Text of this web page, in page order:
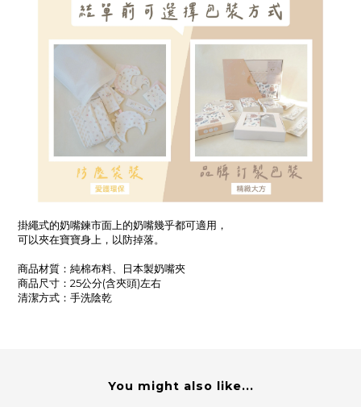
掛繩式的奶嘴鍊市面上的奶嘴幾乎都可適用，
可以夾在寶寶身上，以防掉落。
商品材質： 純棉布料、日本製奶嘴夾
商品尺寸：25公分(含夾頭)左右
清潔方式：手洗陰乾
You might also like...